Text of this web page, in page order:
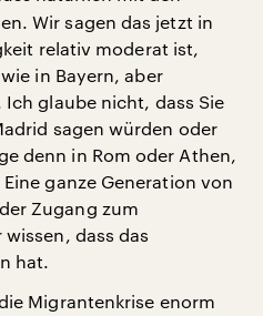
Wir sagen das jetzt in
relativ moderat ist,
in Bayern, aber
glaube nicht, dass Sie
sagen würden oder
denn in Rom oder Athen,
ganze Generation von
Zugang zum
dass das
hat.
Migrantenkrise enorm